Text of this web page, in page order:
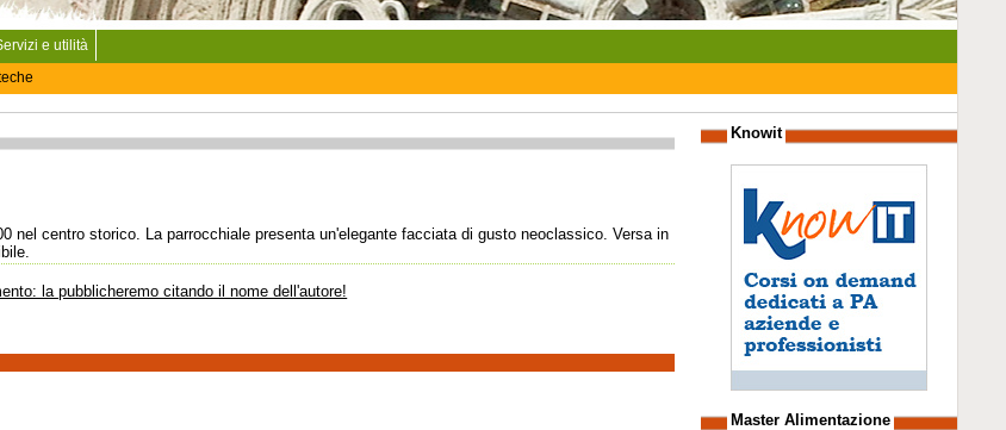
e utilità
nel centro storico. La parrocchiale presenta un'elegante facciata di gusto neoclassico. Versa in
la pubblicheremo citando il nome dell'autore!
Knowit
Master Alimentazione